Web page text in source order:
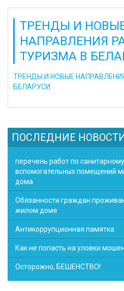
ТРЕНДЫ И
НАПРАВЛЕНИЯ
ТУРИЗМА В
ТРЕНДЫ И НОВЫЕ
БЕЛАРУСИ
ПОСЛЕДНИЕ
перечень работ по
вспомогательных помещений
дома
Обязанности граждан
жилом доме
Антикоррупционная памятка
Как не попасть на уловки
Осторожно, БЕШЕНСТВО!